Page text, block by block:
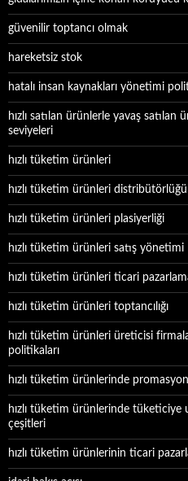
güvenilir toptancı olmak
hareketsiz stok
hatalı insan kaynakları yönetimi
hızlı satılan ürünlerle yavaş satılan
seviyeleri
hızlı tüketim ürünleri
hızlı tüketim ürünleri
hızlı tüketim ürünleri plasiyerliği
hızlı tüketim ürünleri satış yönetimi
hızlı tüketim ürünleri ticari
hızlı tüketim ürünleri toptancılığı
hızlı tüketim ürünleri üreticisi
politikaları
hızlı tüketim ürünlerinde
hızlı tüketim ürünlerinde tüketiciye
çeşitleri
hızlı tüketim ürünlerinin ticari